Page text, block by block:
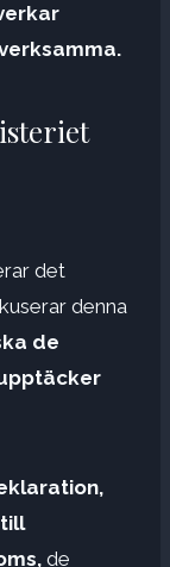
det
denna
de
de